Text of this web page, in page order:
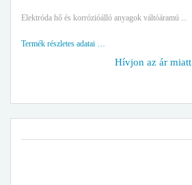
Elektróda hő és korrózióálló anyagok váltóáramú ...
Termék részletes adatai …
Hívjon az ár miatt